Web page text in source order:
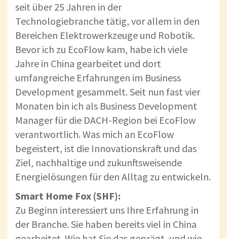
seit über 25 Jahren in der
Technologiebranche tätig, vor allem in den
Bereichen Elektrowerkzeuge und Robotik.
Bevor ich zu EcoFlow kam, habe ich viele
Jahre in China gearbeitet und dort
umfangreiche Erfahrungen im Business
Development gesammelt. Seit nun fast vier
Monaten bin ich als Business Development
Manager für die DACH-Region bei EcoFlow
verantwortlich. Was mich an EcoFlow
begeistert, ist die Innovationskraft und das
Ziel, nachhaltige und zukunftsweisende
Energielösungen für den Alltag zu entwickeln.
Smart Home Fox (SHF):
Zu Beginn interessiert uns Ihre Erfahrung in
der Branche. Sie haben bereits viel in China